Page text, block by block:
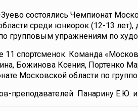
состоялись Чемпионат
среди юниорок (12-13 лет),
групповым упражнениям по
11 спортсменок. Команда
Божинова Ксения, Портенко
Московской области по
преподавателей Панарину Е.Ю.